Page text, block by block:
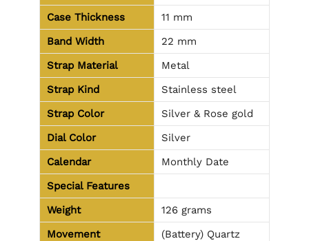
Case Thickness
11 mm
Band Width
22 mm
Strap Material
Metal
Strap Kind
Stainless steel
Strap Color
Silver & Rose gold
Dial Color
Silver
Calendar
Monthly Date
Special Features
Weight
126 grams
Movement
(Battery) Quartz